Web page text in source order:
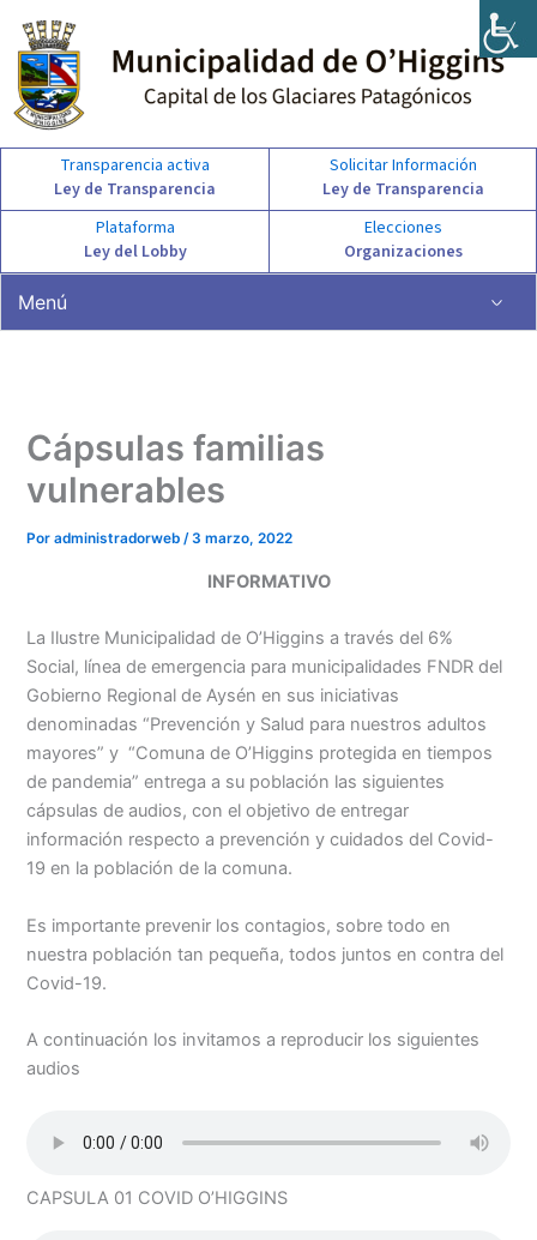
contenido
Transparencia activa
Ley de Transparencia
Solicitar Información
Ley de Transparencia
Plataforma
Ley del Lobby
Elecciones
Organizaciones
Menú
Cápsulas familias
vulnerables
Poradministradorweb/3 marzo, 2022
INFORMATIVO
La Ilustre Municipalidad de O’Higgins a través del 6%
Social, línea de emergencia para municipalidades FNDR del
Gobierno Regional de Aysén en sus iniciativas
denominadas “Prevención y Salud para nuestros adultos
mayores” y “Comuna de O’Higgins protegida en tiempos
de pandemia” entrega a su población las siguientes
cápsulas de audios, con el objetivo de entregar
información respecto a prevención y cuidados del Covid-
19 en la población de la comuna.
Es importante prevenir los contagios, sobre todo en
nuestra población tan pequeña, todos juntos en contra del
Covid-19.
A continuación los invitamos a reproducir los siguientes
audios
CAPSULA 01 COVID O’HIGGINS